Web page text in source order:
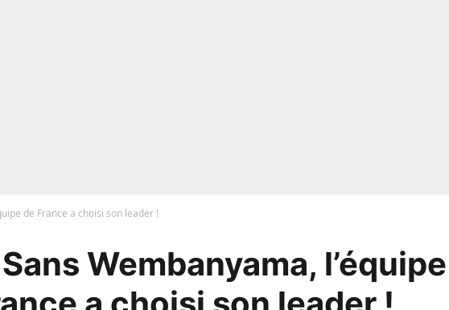
de France a choisi son leader !
Wembanyama, l’équipe